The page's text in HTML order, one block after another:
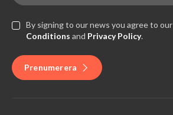
By signing to our news you agree to our
Conditions and Privacy Policy.
Prenumerera